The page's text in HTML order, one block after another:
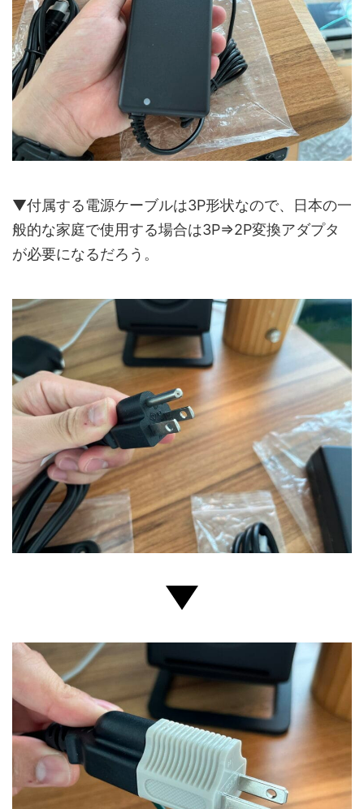
▼付属する電源ケーブルは3P形状なので、日本の一
般的な家庭で使用する場合は3P⇒2P変換アダプタ
が必要になるだろう。